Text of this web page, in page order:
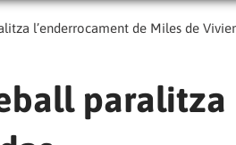
l’enderrocament de Miles de
paralitza